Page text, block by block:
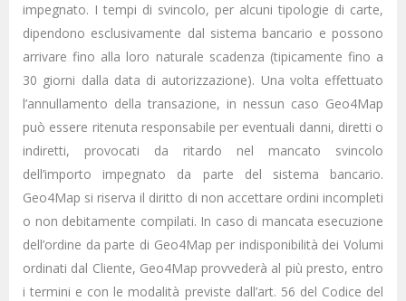
impegnato. I tempi di svincolo, per alcuni tipologie di carte,
dipendono esclusivamente dal sistema bancario e possono
arrivare fino alla loro naturale scadenza (tipicamente fino a
30 giorni dalla data di autorizzazione). Una volta effettuato
l’annullamento della transazione, in nessun caso Geo4Map
può essere ritenuta responsabile per eventuali danni, diretti o
indiretti, provocati da ritardo nel mancato svincolo
dell’importo impegnato da parte del sistema bancario.
Geo4Map si riserva il diritto di non accettare ordini incompleti
o non debitamente compilati. In caso di mancata esecuzione
dell’ordine da parte di Geo4Map per indisponibilità dei Volumi
ordinati dal Cliente, Geo4Map provvederà al più presto, entro
i termini e con le modalità previste dall’art. 56 del Codice del